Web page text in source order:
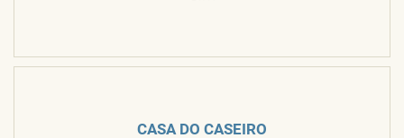
CASA DO CASEIRO